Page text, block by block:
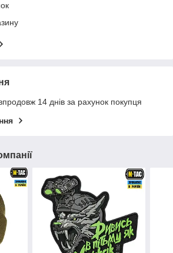
14 днів за рахунок покупця